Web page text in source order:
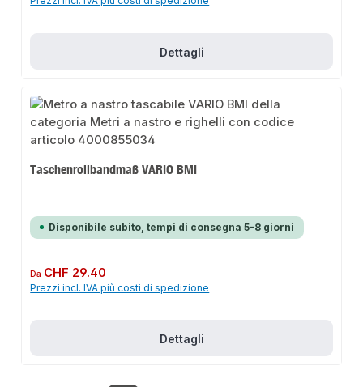
Dettagli
Taschenrollbandmaß VARIO BMI
Disponibile subito, tempi di consegna 5-8 giorni
Prezzo normale:
Da CHF 29.40
Prezzi incl. IVA più costi di spedizione
Dettagli